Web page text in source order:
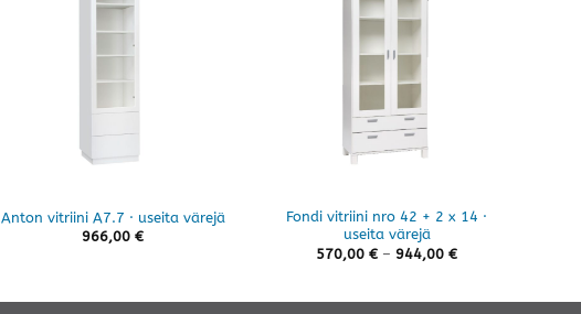
Anton vitriini A7.7 · useita värejä
966,00 €
Fondi vitriini nro 42 + 2 x 14 ·
useita värejä
570,00 € – 944,00 €Hintaluokka: